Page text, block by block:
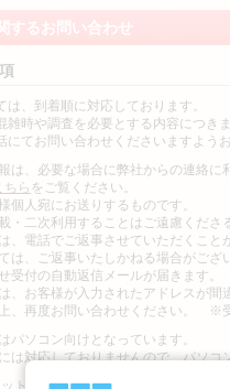
するお問い合わせ
、到着順に対応しております。
時や調査を必要とする内容につき
てお問い合わせくださいますよう
は、必要な場合に弊社からの連絡に
ちら をご覧ください。
個人宛にお送りするものです。
・二次利用することはご遠慮くださ
、電話でご返事させていただくこと
は、ご返事いたしかねる場合がござ
受付の自動返信メールが届きます。
、お客様が入力されたアドレスが間
、再度お問い合わせください。 ※
パソコン向けとなっています。
は対応しておりませんので、パソ
ト2つ)」を含むメールアドレスはご